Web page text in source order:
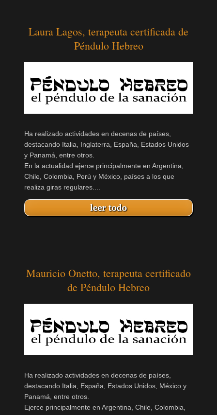
Laura Lagos, terapeuta certificada de
Péndulo Hebreo
Ha realizado actividades en decenas de países,
destacando Italia, Inglaterra, España, Estados Unidos
y Panamá, entre otros.
En la actualidad ejerce principalmente en Argentina,
Chile, Colombia, Perú y México, países a los que
realiza giras regulares....
Mauricio Onetto, terapeuta certificado
de Péndulo Hebreo
Ha realizado actividades en decenas de países,
destacando Italia, España, Estados Unidos, México y
Panamá, entre otros.
Ejerce principalmente en Argentina, Chile, Colombia,